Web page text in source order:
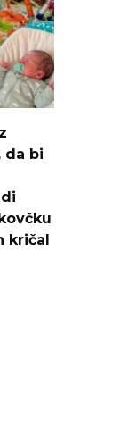
da bi
kričal